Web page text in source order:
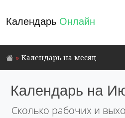
Календарь Онлайн
Календарь на месяц
Календарь на
Сколько рабочих и